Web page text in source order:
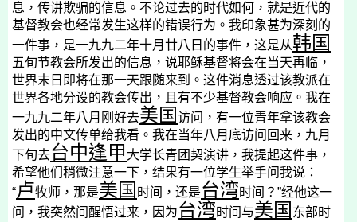
息，传讲欺骗的信息。不论过去的时代如何，就是近代的
基督教会也经常发生这样的错误行为。我印象甚为深刻的
一件事，是一九九二年十月廿八日 的事件，这是从韩国
五旬节教会所发出的信息，说耶稣基督将会在当天再临，
世界末日即将在那一天跟随来到。这件消息透过该教派在
世界各地分设的教会传出，且有不少基督教会响应。我在
一九九二年八月刚好去美国 访问，有一位青年拿该教会
发出的中文传单给我看。我在当年八月底访问回来，九月
下旬去台中逢甲 大学长青团契演讲，我提起这件事，
希望他们稍微注意一下，结果有一位学生举手问我说：
“卢牧师，那是美国 时间，还是台湾时间？”经他这一
问，我突然间醒悟过来，因为台湾时间与美国 东部时